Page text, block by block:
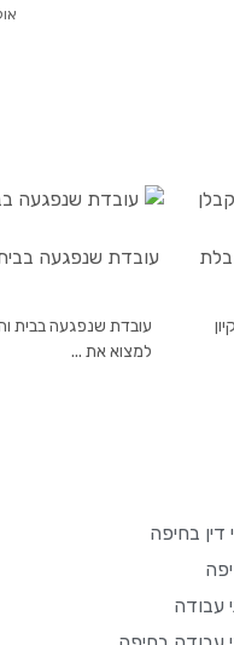
עובדת שנפגעה
עובדת שנפגעה בבית
למצוא את ...
לקבלת
בחיפה
עבודה